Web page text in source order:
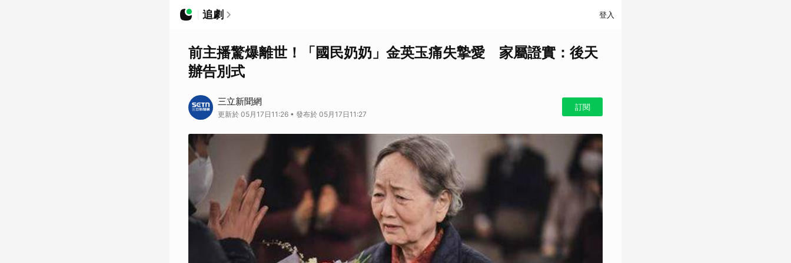
追劇 登入
前主播驚爆離世！「國民奶奶」金英玉痛失摯愛 家屬證實：後天
辦告別式
三立新聞網
更新於 05月17日11:26 • 發布於 05月17日11:27
訂閱